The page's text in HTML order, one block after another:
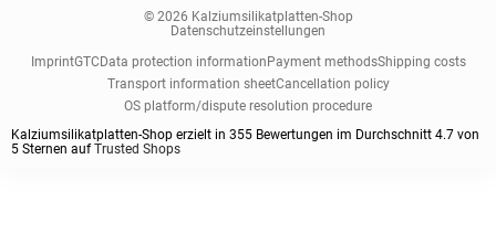
© 2026 Kalziumsilikatplatten-Shop
Datenschutzeinstellungen
ImprintGTCData protection informationPayment methodsShipping costs
Transport information sheetCancellation policy
OS platform/dispute resolution procedure
Kalziumsilikatplatten-Shop erzielt in 355 Bewertungen im Durchschnitt 4.7 von
5 Sternen aufTrusted Shops